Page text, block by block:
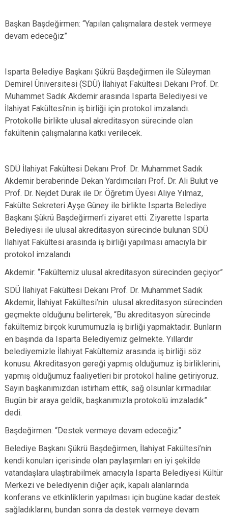
Başkan Başdeğirmen: “Yapılan çalışmalara destek vermeye
devam edeceğiz”
Isparta Belediye Başkanı Şükrü Başdeğirmen ile Süleyman
Demirel Üniversitesi (SDÜ) İlahiyat Fakültesi Dekanı Prof. Dr.
Muhammet Sadık Akdemir arasında Isparta Belediyesi ve
İlahiyat Fakültesi’nin iş birliği için protokol imzalandı.
Protokolle birlikte ulusal akreditasyon sürecinde olan
fakültenin çalışmalarına katkı verilecek.
SDÜ İlahiyat Fakültesi Dekanı Prof. Dr. Muhammet Sadık
Akdemir beraberinde Dekan Yardımcıları Prof. Dr. Ali Bulut ve
Prof. Dr. Nejdet Durak ile Dr. Öğretim Üyesi Aliye Yılmaz,
Fakülte Sekreteri Ayşe Güney ile birlikte Isparta Belediye
Başkanı Şükrü Başdeğirmen’i ziyaret etti. Ziyarette Isparta
Belediyesi ile ulusal akreditasyon sürecinde bulunan SDÜ
İlahiyat Fakültesi arasında iş birliği yapılması amacıyla bir
protokol imzalandı.
Akdemir: “Fakültemiz ulusal akreditasyon sürecinden geçiyor”
SDÜ İlahiyat Fakültesi Dekanı Prof. Dr. Muhammet Sadık
Akdemir, İlahiyat Fakültesi’nin ulusal akreditasyon sürecinden
geçmekte olduğunu belirterek, “Bu akreditasyon sürecinde
fakültemiz birçok kurumumuzla iş birliği yapmaktadır. Bunların
en başında da Isparta Belediyemiz gelmekte. Yıllardır
belediyemizle İlahiyat Fakültemiz arasında iş birliği söz
konusu. Akreditasyon gereği yapmış olduğumuz iş birliklerini,
yapmış olduğumuz faaliyetleri bir protokol haline getiriyoruz.
Sayın başkanımızdan istirham ettik, sağ olsunlar kırmadılar.
Bugün bir araya geldik, başkanımızla protokolü imzaladık”
dedi.
Başdeğirmen: “Destek vermeye devam edeceğiz”
Belediye Başkanı Şükrü Başdeğirmen, İlahiyat Fakültesi’nin
kendi konuları içerisinde olan paylaşımları en iyi şekilde
vatandaşlara ulaştırabilmek amacıyla Isparta Belediyesi Kültür
Merkezi ve belediyenin diğer açık, kapalı alanlarında
konferans ve etkinliklerin yapılması için bugüne kadar destek
sağladıklarını, bundan sonra da destek vermeye devam